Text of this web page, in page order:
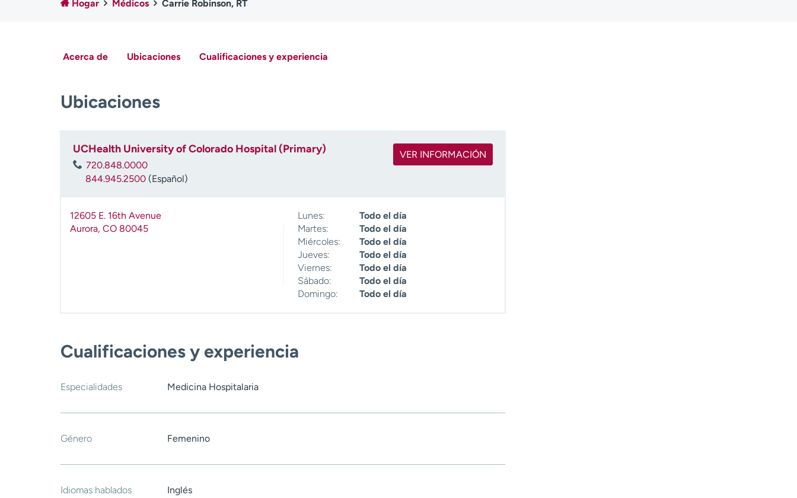
Hogar Médicos Carrie Robinson, RT
Acerca de Ubicaciones Cualificaciones y experiencia
Ubicaciones
UCHealth University of Colorado Hospital (Primary)
720.848.0000
844.945.2500 (Español)
VER INFORMACIÓN
12605 E. 16th Avenue
Aurora, CO 80045
Lunes:
Todo el día
Martes:
Todo el día
Miércoles:
Todo el día
Jueves:
Todo el día
Viernes:
Todo el día
Sábado:
Todo el día
Domingo:
Todo el día
Cualificaciones y experiencia
Especialidades Medicina Hospitalaria
Género Femenino
Idiomas hablados Inglés